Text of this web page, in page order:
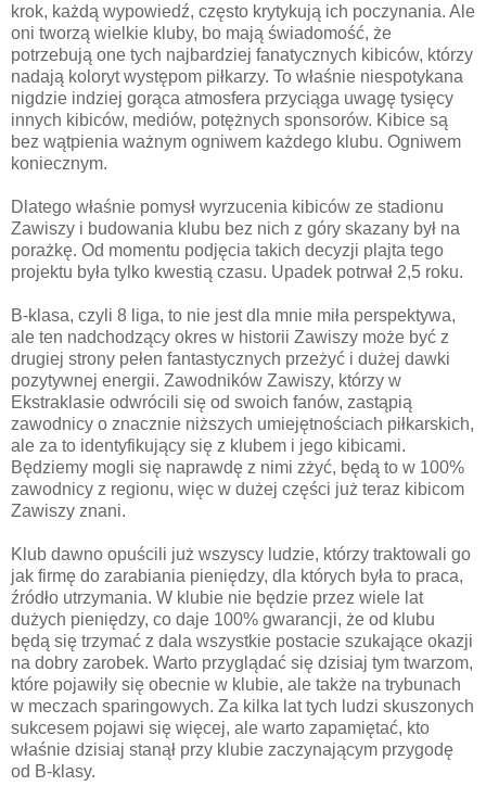
krok, każdą wypowiedź, często krytykują ich poczynania. Ale
oni tworzą wielkie kluby, bo mają świadomość, że
potrzebują one tych najbardziej fanatycznych kibiców, którzy
nadają koloryt występom piłkarzy. To właśnie niespotykana
nigdzie indziej gorąca atmosfera przyciąga uwagę tysięcy
innych kibiców, mediów, potężnych sponsorów. Kibice są
bez wątpienia ważnym ogniwem każdego klubu. Ogniwem
koniecznym.
Dlatego właśnie pomysł wyrzucenia kibiców ze stadionu
Zawiszy i budowania klubu bez nich z góry skazany był na
porażkę. Od momentu podjęcia takich decyzji plajta tego
projektu była tylko kwestią czasu. Upadek potrwał 2,5 roku.
B-klasa, czyli 8 liga, to nie jest dla mnie miła perspektywa,
ale ten nadchodzący okres w historii Zawiszy może być z
drugiej strony pełen fantastycznych przeżyć i dużej dawki
pozytywnej energii. Zawodników Zawiszy, którzy w
Ekstraklasie odwrócili się od swoich fanów, zastąpią
zawodnicy o znacznie niższych umiejętnościach piłkarskich,
ale za to identyfikujący się z klubem i jego kibicami.
Będziemy mogli się naprawdę z nimi zżyć, będą to w 100%
zawodnicy z regionu, więc w dużej części już teraz kibicom
Zawiszy znani.
Klub dawno opuścili już wszyscy ludzie, którzy traktowali go
jak firmę do zarabiania pieniędzy, dla których była to praca,
źródło utrzymania. W klubie nie będzie przez wiele lat
dużych pieniędzy, co daje 100% gwarancji, że od klubu
będą się trzymać z dala wszystkie postacie szukające okazji
na dobry zarobek. Warto przyglądać się dzisiaj tym twarzom,
które pojawiły się obecnie w klubie, ale także na trybunach
w meczach sparingowych. Za kilka lat tych ludzi skuszonych
sukcesem pojawi się więcej, ale warto zapamiętać, kto
właśnie dzisiaj stanął przy klubie zaczynającym przygodę
od B-klasy.